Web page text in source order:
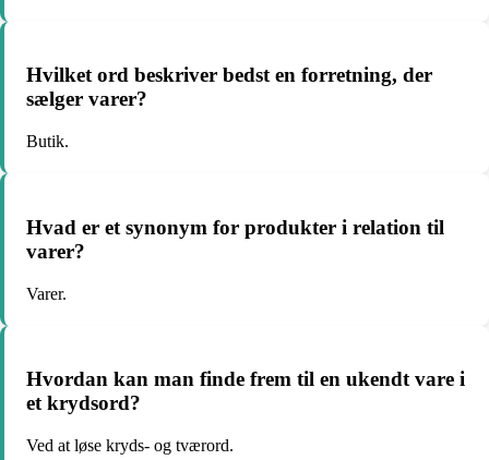
Hvilket ord beskriver bedst en forretning, der
sælger varer?
Butik.
Hvad er et synonym for produkter i relation til
varer?
Varer.
Hvordan kan man finde frem til en ukendt vare i
et krydsord?
Ved at løse kryds- og tværord.